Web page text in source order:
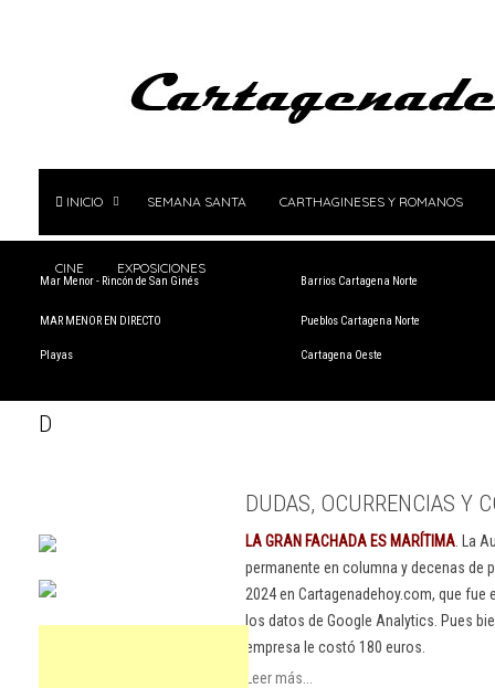
INICIO SEMANA SANTA CARTHAGINESES Y ROMANOS
CINE EXPOSICIONES
Mar Menor - Rincón de San Ginés
MAR MENOR EN DIRECTO
Playas
Barrios Cartagena Norte
Pueblos Cartagena Norte
Cartagena Oeste
D
DUDAS, OCURRENCIAS Y
LA GRAN FACHADA ES MARÍTIMA . La
permanente en columna y decenas
2024 en Cartagenadehoy.com, que
los datos de Google Analytics. Pues
empresa le costó 180 euros.
Leer más...